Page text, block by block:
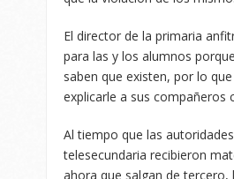
El director de la primaria
para las y los alumnos
saben que existen, por lo
explicarle a sus compañeros
Al tiempo que las
telesecundaria recibieron
ahora que salgan de